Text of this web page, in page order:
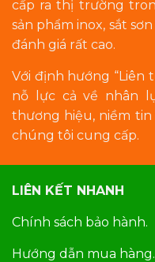
cấp ra thị trường
sản phẩm inox, sắt
đánh giá rất cao.
Với định hướng “Liên
nỗ lực cả về nhân
thương hiệu, niềm tin
chúng tôi cung cấp.
LIÊN KẾT NHANH
Chính sách bảo hành.
Hướng dẫn mua hàng.